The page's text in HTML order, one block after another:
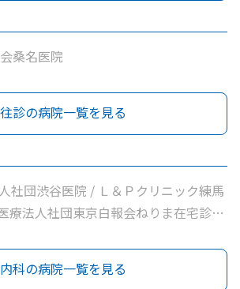
しい脳神経外科・内科クリニック / 医
田クリニック / 医療法人社団ＭＡＥ小
光が丘南佐藤医院 / 医療法人社団清栄
桑名医院
往診の病院一覧を見る
社団渋谷医院 / Ｌ＆Ｐクリニック練馬
療法人社団東京白報会ねりま在宅診療
法人社団啓妙会桑名医院 / 医療法人社
が丘病院 / 公益社団法人地域医療振興
内科の病院一覧を見る